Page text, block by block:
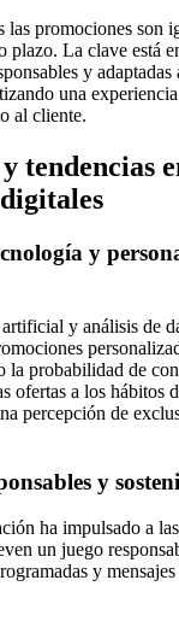
las promociones son
plazo. La clave está
y adaptadas
una
al cliente.
tendencias
y
y análisis de
la probabilidad de
ofertas a los hábitos
percepción de
y
ha impulsado a
un juego
y